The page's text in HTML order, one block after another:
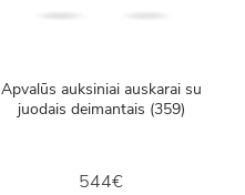
Apvalūs auksiniai auskarai su
juodais deimantais (359)
544€